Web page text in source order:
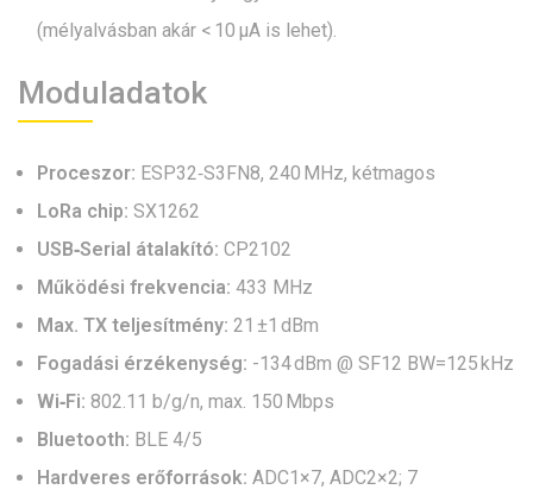
(mélyalvásban akár < 10 µA is lehet).
Moduladatok
Proceszor: ESP32‑S3FN8, 240 MHz, kétmagos
LoRa chip: SX1262
USB‑Serial átalakító: CP2102
Működési frekvencia: 433 MHz
Max. TX teljesítmény: 21 ±1 dBm
Fogadási érzékenység: -134 dBm @ SF12 BW=125 kHz
Wi‑Fi: 802.11 b/g/n, max. 150 Mbps
Bluetooth: BLE 4/5
Hardveres erőforrások: ADC1×7, ADC2×2; 7